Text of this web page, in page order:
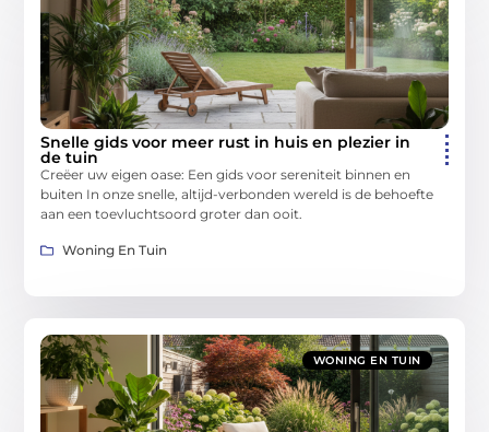
Snelle gids voor meer rust in huis en plezier in
de tuin
Creëer uw eigen oase: Een gids voor sereniteit binnen en
buiten In onze snelle, altijd-verbonden wereld is de behoefte
aan een toevluchtsoord groter dan ooit.
Woning En Tuin
WONING EN TUIN